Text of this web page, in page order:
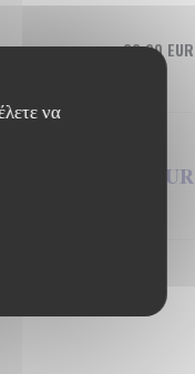
να
22,00 EUR
45,00 EUR